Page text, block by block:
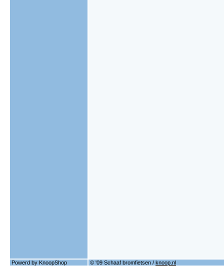
Powerd by KnoopShop © '09 Schaaf bromfietsen / knoop.nl